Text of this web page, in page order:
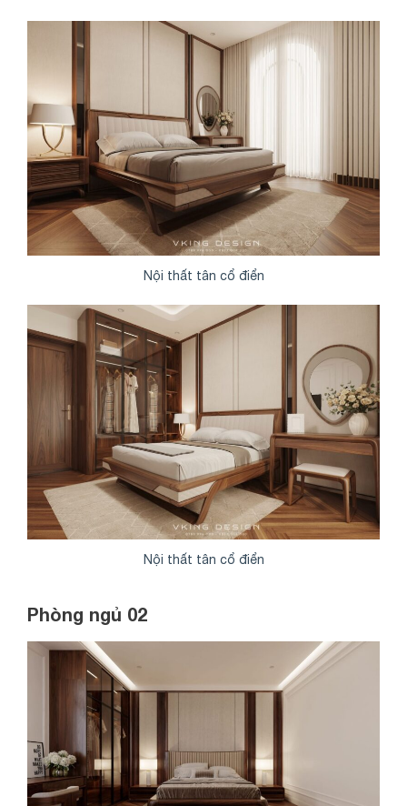
Nội thất tân cổ điển
Nội thất tân cổ điển
Phòng ngủ 02